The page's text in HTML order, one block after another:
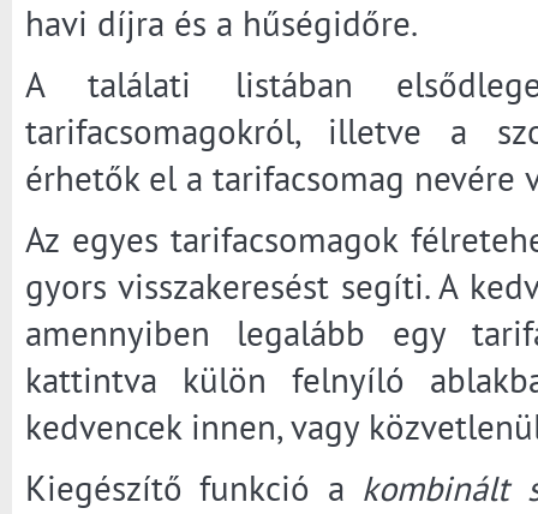
havi díjra és a hűségidőre.
A találati listában
tarifacsomagokról, illetve a
érhetők el a tarifacsomag nevére
Az egyes tarifacsomagok
gyors visszakeresést segíti. A
amennyiben legalább egy
kattintva külön felnyíló
kedvencek innen, vagy
Kiegészítő funkció a kombinált